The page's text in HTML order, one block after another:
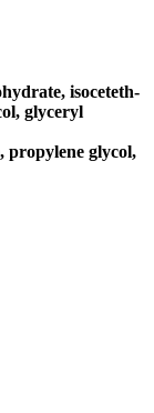
isoceteth-
glyceryl
glycol,